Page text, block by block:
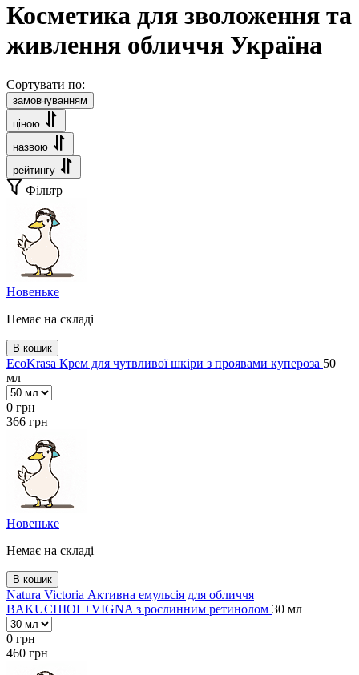
Косметика для зволоження та
живлення обличчя Україна
Сортувати по:
замовчуванням
ціною
назвою
рейтингу
Фільтр
Новеньке
Немає на складі
В кошик
EcoKrasa Крем для чутвливої шкіри з проявами купероза 50
мл
0 грн
366 грн
Новеньке
Немає на складі
В кошик
Natura Victoria Активна емульсія для обличчя
BAKUCHIOL+VIGNA з рослинним ретинолом 30 мл
0 грн
460 грн